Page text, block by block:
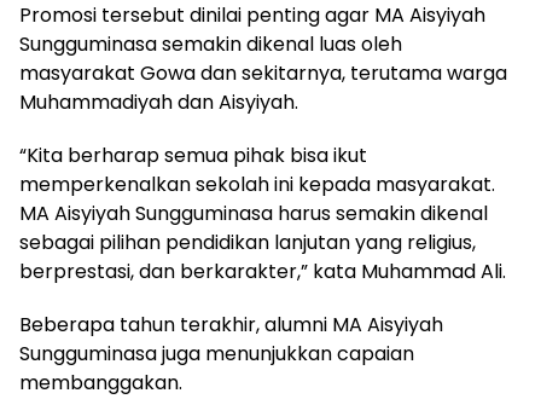
Promosi tersebut dinilai penting agar MA Aisyiyah
Sungguminasa semakin dikenal luas oleh
masyarakat Gowa dan sekitarnya, terutama warga
Muhammadiyah dan Aisyiyah.
“Kita berharap semua pihak bisa ikut
memperkenalkan sekolah ini kepada masyarakat.
MA Aisyiyah Sungguminasa harus semakin dikenal
sebagai pilihan pendidikan lanjutan yang religius,
berprestasi, dan berkarakter,” kata Muhammad Ali.
Beberapa tahun terakhir, alumni MA Aisyiyah
Sungguminasa juga menunjukkan capaian
membanggakan.